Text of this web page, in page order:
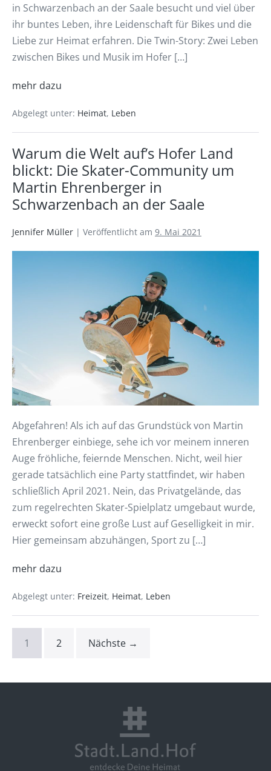
in Schwarzenbach an der Saale besucht und viel über
ihr buntes Leben, ihre Leidenschaft für Bikes und die
Liebe zur Heimat erfahren. Die Twin-Story: Zwei Leben
zwischen Bikes und Musik im Hofer […]
mehr dazu
Abgelegt unter: Heimat, Leben
Warum die Welt auf’s Hofer Land
blickt: Die Skater-Community um
Martin Ehrenberger in
Schwarzenbach an der Saale
Jennifer Müller | Veröffentlicht am 9. Mai 2021
Abgefahren! Als ich auf das Grundstück von Martin
Ehrenberger einbiege, sehe ich vor meinem inneren
Auge fröhliche, feiernde Menschen. Nicht, weil hier
gerade tatsächlich eine Party stattfindet, wir haben
schließlich April 2021. Nein, das Privatgelände, das
zum regelrechten Skater-Spielplatz umgebaut wurde,
erweckt sofort eine große Lust auf Geselligkeit in mir.
Hier gemeinsam abzuhängen, Sport zu […]
mehr dazu
Abgelegt unter: Freizeit, Heimat, Leben
1 2 Nächste →